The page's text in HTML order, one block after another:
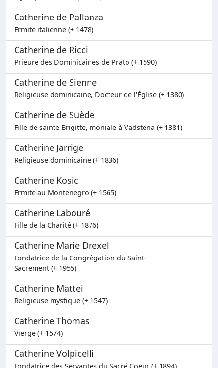
Catherine de Pallanza
Ermite italienne (+ 1478)
Catherine de Ricci
Prieure des Dominicaines de Prato (+ 1590)
Catherine de Sienne
Religieuse dominicaine, Docteur de l'Église (+ 1380)
Catherine de Suède
Fille de sainte Brigitte, moniale à Vadstena (+ 1381)
Catherine Jarrige
Religieuse dominicaine (+ 1836)
Catherine Kosic
Ermite au Montenegro (+ 1565)
Catherine Labouré
Fille de la Charité (+ 1876)
Catherine Marie Drexel
Fondatrice de la Congrégation du Saint-
Sacrement (+ 1955)
Catherine Mattei
Religieuse mystique (+ 1547)
Catherine Thomas
Vierge (+ 1574)
Catherine Volpicelli
Fondatrice des Servantes du Sacré Coeur (+ 1894)